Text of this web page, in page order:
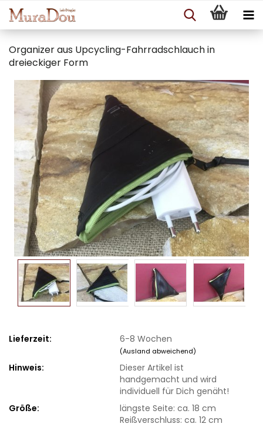
Organizer aus Upcycling-Fahrradschlauch in
dreieckiger Form
Lieferzeit: 6-8 Wochen
(Ausland abweichend)
Hinweis:
Dieser Artikel ist
handgemacht und wird
individuell für Dich genäht!
Größe:
längste Seite: ca. 18 cm
Reißverschluss: ca. 12 cm